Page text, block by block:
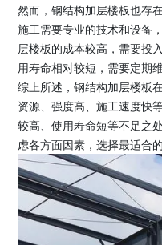
然而，钢结构加层楼板也存
施工需要专业的技术和设备
层楼板的成本较高，需要投
用寿命相对较短，需要定期
综上所述，钢结构加层楼板
资源、强度高、施工速度快
较高、使用寿命短等不足之
虑各方面因素，选择最适合